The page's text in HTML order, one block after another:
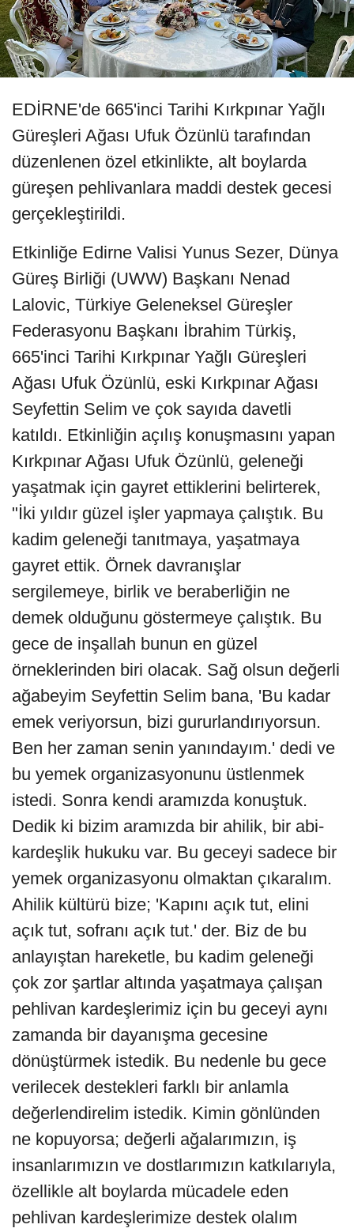
EDİRNE'de 665'inci Tarihi Kırkpınar Yağlı
Güreşleri Ağası Ufuk Özünlü tarafından
düzenlenen özel etkinlikte, alt boylarda
güreşen pehlivanlara maddi destek gecesi
gerçekleştirildi.
Etkinliğe Edirne Valisi Yunus Sezer, Dünya
Güreş Birliği (UWW) Başkanı Nenad
Lalovic, Türkiye Geleneksel Güreşler
Federasyonu Başkanı İbrahim Türkiş,
665'inci Tarihi Kırkpınar Yağlı Güreşleri
Ağası Ufuk Özünlü, eski Kırkpınar Ağası
Seyfettin Selim ve çok sayıda davetli
katıldı. Etkinliğin açılış konuşmasını yapan
Kırkpınar Ağası Ufuk Özünlü, geleneği
yaşatmak için gayret ettiklerini belirterek,
"İki yıldır güzel işler yapmaya çalıştık. Bu
kadim geleneği tanıtmaya, yaşatmaya
gayret ettik. Örnek davranışlar
sergilemeye, birlik ve beraberliğin ne
demek olduğunu göstermeye çalıştık. Bu
gece de inşallah bunun en güzel
örneklerinden biri olacak. Sağ olsun değerli
ağabeyim Seyfettin Selim bana, 'Bu kadar
emek veriyorsun, bizi gururlandırıyorsun.
Ben her zaman senin yanındayım.' dedi ve
bu yemek organizasyonunu üstlenmek
istedi. Sonra kendi aramızda konuştuk.
Dedik ki bizim aramızda bir ahilik, bir abi-
kardeşlik hukuku var. Bu geceyi sadece bir
yemek organizasyonu olmaktan çıkaralım.
Ahilik kültürü bize; 'Kapını açık tut, elini
açık tut, sofranı açık tut.' der. Biz de bu
anlayıştan hareketle, bu kadim geleneği
çok zor şartlar altında yaşatmaya çalışan
pehlivan kardeşlerimiz için bu geceyi aynı
zamanda bir dayanışma gecesine
dönüştürmek istedik. Bu nedenle bu gece
verilecek destekleri farklı bir anlamla
değerlendirelim istedik. Kimin gönlünden
ne kopuyorsa; değerli ağalarımızın, iş
insanlarımızın ve dostlarımızın katkılarıyla,
özellikle alt boylarda mücadele eden
pehlivan kardeşlerimize destek olalım